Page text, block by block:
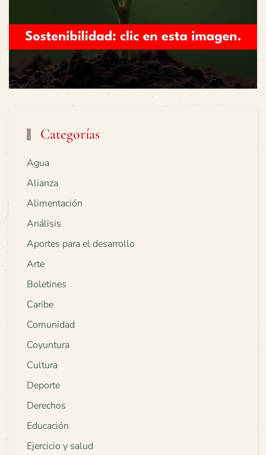
Categorías
Agua
Alianza
Alimentación
Análisis
Aportes para el desarrollo
Arte
Boletines
Caribe
Comunidad
Coyuntura
Cultura
Deporte
Derechos
Educación
Ejercicio y salud